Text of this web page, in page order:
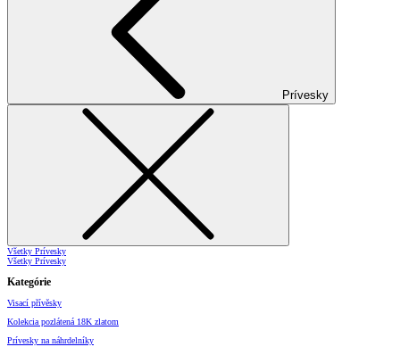
Prívesky
Všetky Prívesky
Všetky Prívesky
Kategórie
Visací přívěsky
Kolekcia pozlátená 18K zlatom
Prívesky na náhrdelníky